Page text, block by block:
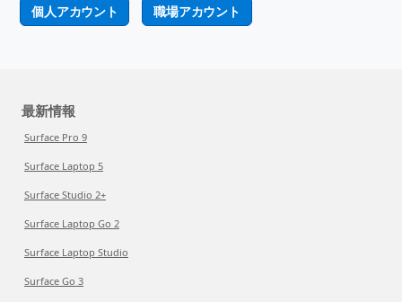
個人アカウント 職場アカウント
最新情報
Surface Pro 9
Surface Laptop 5
Surface Studio 2+
Surface Laptop Go 2
Surface Laptop Studio
Surface Go 3